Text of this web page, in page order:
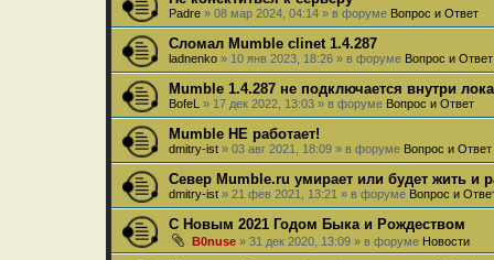
Padre » 08 мар 2024, 04:14 » в форуме Вопрос и Ответ
Сломал Mumble clinet 1.4.287
ladnenko » 10 янв 2023, 18:26 » в форуме Вопрос и Ответ
Mumble 1.4.287 не подключается внутри
BofeL » 17 дек 2022, 13:03 » в форуме Вопрос и Ответ
Mumble НЕ работает!
dmitry-ist » 03 авг 2021, 18:09 » в форуме Вопрос и Ответ
Север Mumble.ru умирает или будет жить и
dmitry-ist » 21 фев 2021, 13:21 » в форуме Вопрос и
С Новым 2021 Годом Быка и Рождеством
B0nuse » 31 дек 2020, 13:09 » в форуме Новости